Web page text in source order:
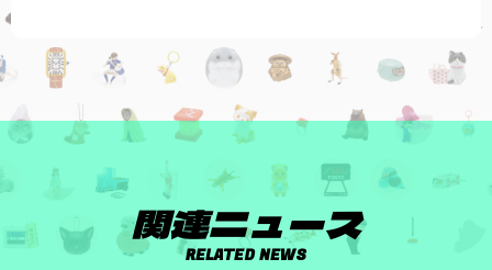
関連ニュース
RELATED NEWS